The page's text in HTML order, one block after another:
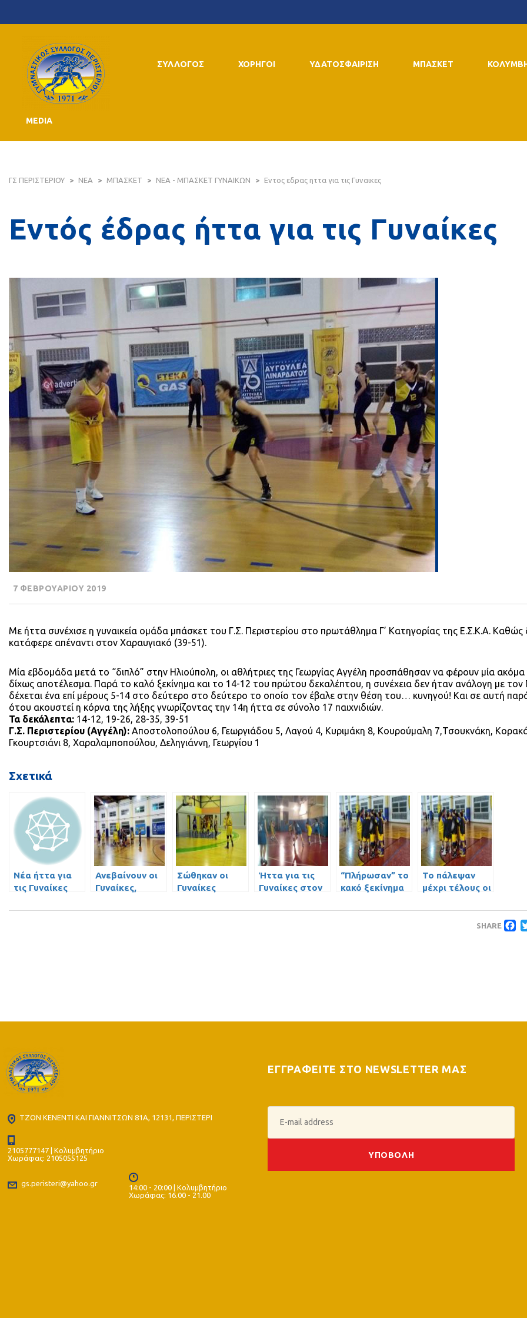
ΣΥΛΛΟΓΟΣ ΧΟΡΗΓΟΙ ΥΔΑΤΟΣΦΑΙΡΙΣΗ ΜΠΑΣΚΕΤ
MEDIA
ΓΣ ΠΕΡΙΣΤΕΡΙΟΥ > ΝΕΑ > ΜΠΑΣΚΕΤ > ΝΕΑ - ΜΠΑΣΚΕΤ ΓΥΝΑΙΚΩΝ > Εντος εδρας ηττα για τις Γυναικες
Εντός έδρας ήττα για τις Γυναίκες
7 ΦΕΒΡΟΥΑΡΙΟΥ 2019
Με ήττα συνέχισε η γυναικεία ομάδα μπάσκετ του Γ.Σ. Περιστερίου στο πρωτάθλημα Γ’ Κατηγορίας της Ε.Σ.Κ.Α. Καθώς
κατάφερε απέναντι στον Χαραυγιακό (39-51).
Μία εβδομάδα μετά το “διπλό” στην Ηλιούπολη, οι αθλήτριες της Γεωργίας Αγγέλη προσπάθησαν να φέρουν μία ακόμα
δίχως αποτέλεσμα. Παρά το καλό ξεκίνημα και το 14-12 του πρώτου δεκαλέπτου, η συνέχεια δεν ήταν ανάλογη με τον
δέχεται ένα επί μέρους 5-14 στο δεύτερο στο δεύτερο το οποίο τον έβαλε στην θέση του… κυνηγού! Και σε αυτή
ότου ακουστεί η κόρνα της λήξης γνωρίζοντας την 14η ήττα σε σύνολο 17 παιχνιδιών.
Τα δεκάλεπτα: 14-12, 19-26, 28-35, 39-51
Γ.Σ. Περιστερίου (Αγγέλη): Αποστολοπούλου 6, Γεωργιάδου 5, Λαγού 4, Κυριμάκη 8, Κουρούμαλη 7,Τσουκνάκη,
Γκουρτσιάνι 8, Χαραλαμποπούλου, Δεληγιάννη, Γεωργίου 1
Σχετικά
Νέα ήττα για
τις Γυναίκες
Ανεβαίνουν οι
Γυναίκες,
νίκη!
Σώθηκαν οι
Γυναίκες
Ήττα για τις
Γυναίκες στον
“Πλήρωσαν” το
κακό ξεκίνημα
Το πάλεψαν
μέχρι τέλους οι
SHARE
ΤΖΟΝ ΚΕΝΕΝΤΙ ΚΑΙ ΓΙΑΝΝΙΤΣΩΝ 81Α, 12131, ΠΕΡΙΣΤΕΡΙ
2105777147 | Κολυμβητήριο
Χωράφας: 2105055125
gs.peristeri@yahoo.gr
14:00 - 20:00 | Κολυμβητήριο
Χωράφας: 16.00 - 21.00
ΕΓΓΡΑΦΕΙΤΕ ΣΤΟ NEWSLETTER ΜΑΣ